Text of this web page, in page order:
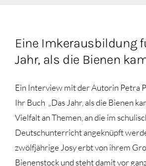
Eine Imkerausbildung
Jahr, als die Bienen
Ein Interview mit der Autorin Petra
Ihr Buch „Das Jahr, als die Bienen
Vielfalt an Themen, an die im
Deutschunterricht angeknüpft
zwölfjährige Josy erbt von ihrem
Bienenstock und steht damit vor